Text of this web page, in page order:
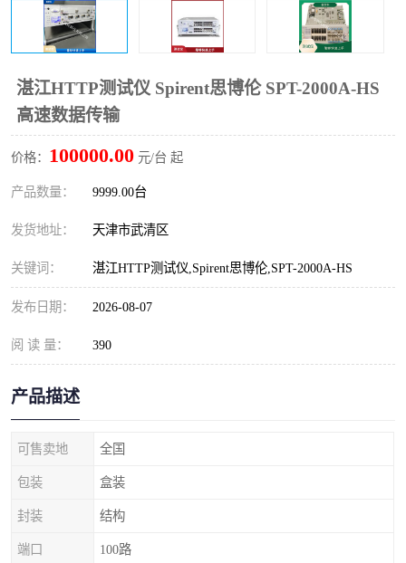
湛江HTTP测试仪 Spirent思博伦 SPT-2000A-HS
高速数据传输
价格： 100000.00 元/台 起
产品数量： 9999.00台
发货地址： 天津市武清区
关键词： 湛江HTTP测试仪,Spirent思博伦,SPT-2000A-HS
发布日期： 2026-08-07
阅 读 量： 390
产品描述
可售卖地 全国
包装 盒装
封装 结构
端口 100路